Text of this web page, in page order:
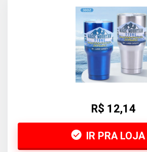
R$ 12,14
IR PRA LOJA